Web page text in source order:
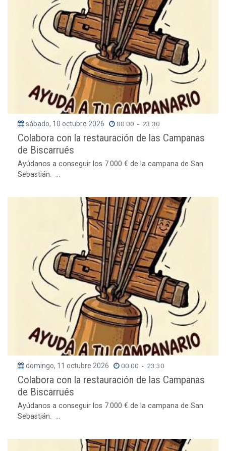
sábado, 10 octubre 2026 00:00 - 23:30
Colabora con la restauración de las Campanas
de Biscarrués
Ayúdanos a conseguir los 7.000 € de la campana de San
Sebastián. ...
domingo, 11 octubre 2026 00:00 - 23:30
Colabora con la restauración de las Campanas
de Biscarrués
Ayúdanos a conseguir los 7.000 € de la campana de San
Sebastián. ...